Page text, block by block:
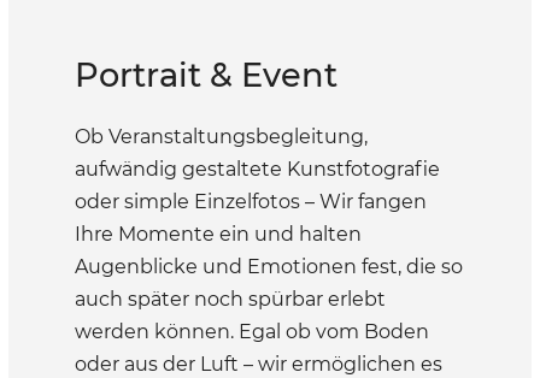
Portrait & Event
Ob Veranstaltungsbegleitung,
aufwändig gestaltete Kunstfotografie
oder simple Einzelfotos – Wir fangen
Ihre Momente ein und halten
Augenblicke und Emotionen fest, die so
auch später noch spürbar erlebt
werden können. Egal ob vom Boden
oder aus der Luft – wir ermöglichen es